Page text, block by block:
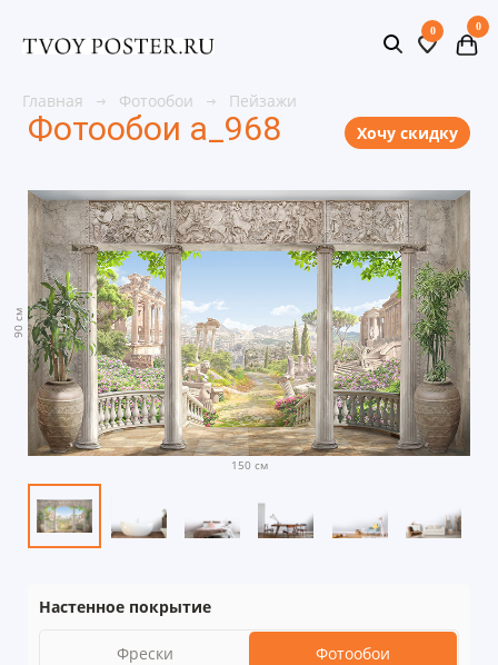
0 0
Главная Фотообои Пейзажи
Фотообои a_968 Хочу скидку
Настенное покрытие
Фрески Фотообои
90 см
150 см